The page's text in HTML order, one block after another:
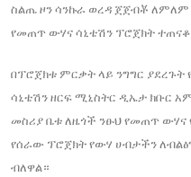
ስልጤ ዞን ሳንኩራ ወረዳ ጀጀብቾ
የመጠጥ ውሃና ሳኒቴሽን ፕሮጀክት
በፕሮጀክቱ ምርቃት ላይ ንግግር
ሳኒቴሽን ዘርፍ ሚኒስትር ዲኤታ ክቡር
መስሪያ ቤቱ ለዜጎች ንፁህ የመጠጥ ውሃና
የሰራው ፕሮጀክት የውሃ ሀብታችን
ብለዋል።